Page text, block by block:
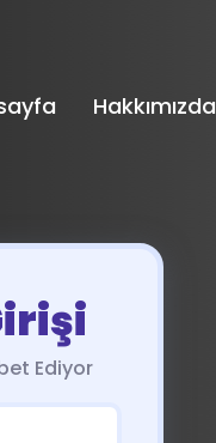
Hakkımızda
Ediyor